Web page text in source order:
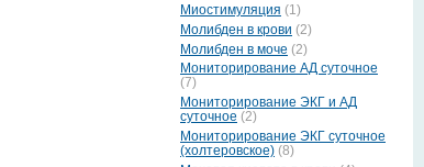
Миостимуляция (1)
Молибден в крови (2)
Молибден в моче (2)
Мониторирование АД суточное
(7)
Мониторирование ЭКГ и АД
суточное (2)
Мониторирование ЭКГ суточное
(холтеровское) (8)